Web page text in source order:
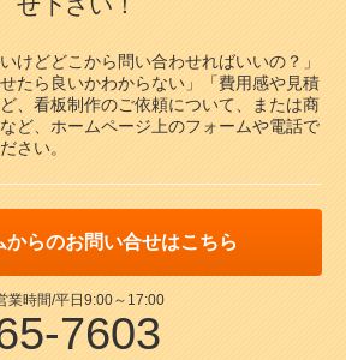
けどどこから問い合わせればいいの？」
たら良いかわからない」「費用感や見積
、看板制作のご依頼について、または商
ど、ホームページ上のフォームや電話で
さい。
からのお問い合せはこちら
業時間/平日9:00～17:00
7603